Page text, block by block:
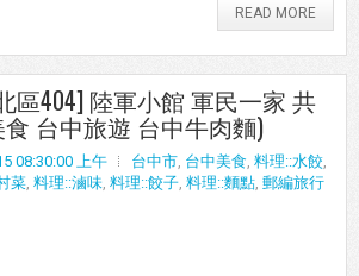
READ MORE
區404] 陸軍小館 軍民一家 共
台中旅遊 台中牛肉麵)
08:30:00 上午 台中市 台中美食 料理::水餃
菜 料理::滷味 料理::餃子 料理::麵點 郵編旅行